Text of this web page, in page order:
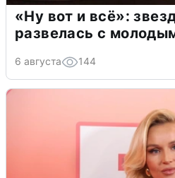
«Ну вот и всё»:
развелась с
6 августа 144